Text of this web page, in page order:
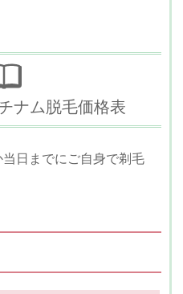
ナム脱毛価格表
日までにご自身で剃毛